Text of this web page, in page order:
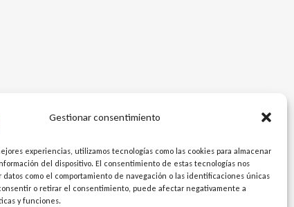
Gestionar consentimiento
experiencias, utilizamos tecnologías como las cookies para almacenar
del dispositivo. El consentimiento de estas tecnologías nos
datos como el comportamiento de navegación o las identificaciones únicas
o retirar el consentimiento, puede afectar negativamente a
y funciones.